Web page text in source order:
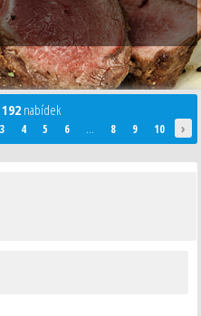
192 nabídek
3 4 5 6 ... 8 9 10 ›